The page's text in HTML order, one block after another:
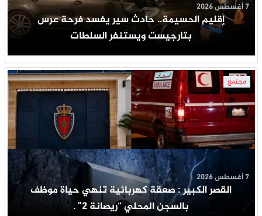
إقليم الحسيمة.. حادث سير يفسد فرحة عرس
بتارجيست ويستنفر السلطات
7 أغسطس 2026
مجتمع
القصر الكبير : صعقة كهربائية تنهي حياة موظف
بالسجن المحلي “ريصانة 2” .
7 أغسطس 2026